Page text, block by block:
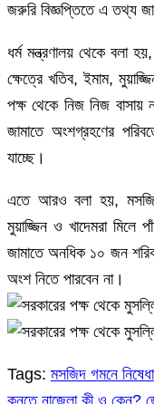
জরুরি বিজ্ঞপ্তিতে এ তথ্য
ধর্ম মন্ত্রণালয় থেকে বলা
ক্ষেত্রে খতিব, ইমাম,
পক্ষ থেকে নিজ নিজ বাসায়
জামাতে অংশগ্রহণের
যাচ্ছে।
এতে আরও বলা হয়,
মুয়াজ্জিন ও খাদেমরা
জামাতে অনধিক ১০ জন
অংশ নিতে পারবেন না।
Tags: মসজিদ গমনে